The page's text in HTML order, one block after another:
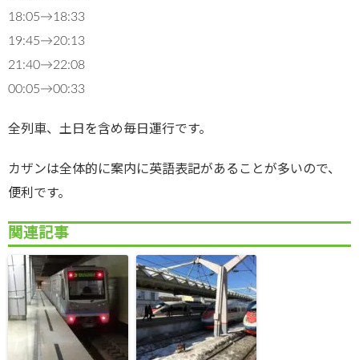
18:05→18:33
19:45→20:13
21:40→22:08
00:05→00:33
全列車、土日を含め毎日運行です。
カザンは全体的に案内に英語表記があることが多いので、
便利です。
関連記事